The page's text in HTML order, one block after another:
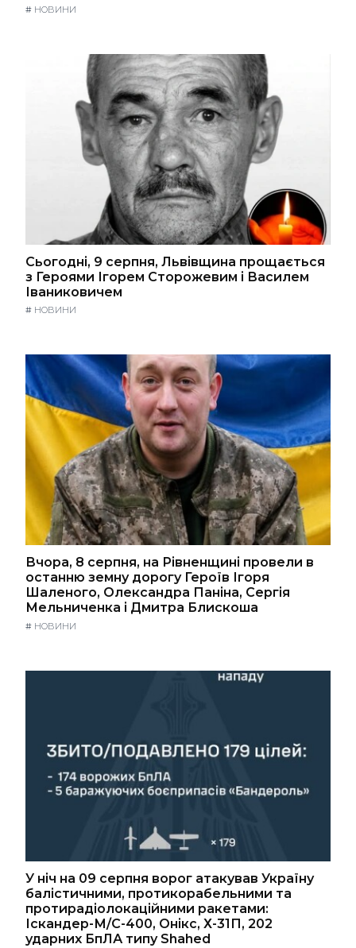
# НОВИНИ
Сьогодні, 9 серпня, Львівщина прощається
з Героями Ігорем Сторожевим і Василем
Іваниковичем
# НОВИНИ
Вчора, 8 серпня, на Рівненщині провели в
останню земну дорогу Героїв Ігоря
Шаленого, Олександра Паніна, Сергія
Мельниченка і Дмитра Блискоша
# НОВИНИ
У ніч на 09 серпня ворог атакував Україну
балістичними, протикорабельними та
протирадіолокаційними ракетами:
Іскандер-М/С-400, Онікс, Х-31П, 202
ударних БпЛА типу Shahed